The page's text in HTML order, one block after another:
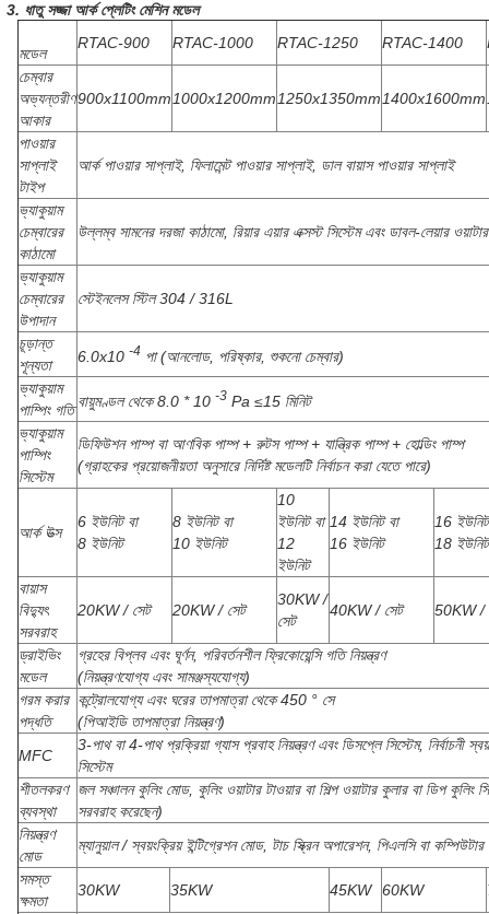
3. ধাতু সজ্জা আর্ক প্লেটিং মেশিন মডেল
মডেল
RTAC-900 RTAC-1000 RTAC-1250 RTAC-1400
চেম্বার
অভ্যন্তরীণ
আকার
900x1100mm 1000x1200mm 1250x1350mm 1400x1600mm
পাওয়ার
সাপ্লাই
টাইপ
আর্ক পাওয়ার সাপ্লাই, ফিলামেন্ট পাওয়ার সাপ্লাই, ডাল বায়াস পাওয়ার সাপ্লাই
ভ্যাকুয়াম
চেম্বারের
কাঠামো
উল্লম্ব সামনের দরজা কাঠামো, রিয়ার এয়ার এক্সস্ট সিস্টেম এবং ডাবল-লেয়ার
ভ্যাকুয়াম
চেম্বারের
উপাদান
স্টেইনলেস স্টিল 304 / 316L
চূড়ান্ত
শূন্যতা
6.0x10 -4 পা (আনলোড, পরিষ্কার, শুকনো চেম্বার)
ভ্যাকুয়াম
পাম্পিং গতি
বায়ুমণ্ডল থেকে 8.0 * 10 -3 Pa ≤15 মিনিট
ভ্যাকুয়াম
পাম্পিং
সিস্টেম
ডিফিউশন পাম্প বা আণবিক পাম্প + রুটস পাম্প + যান্ত্রিক পাম্প + হোল্ডিং পাম্প
(গ্রাহকের প্রয়োজনীয়তা অনুসারে নির্দিষ্ট মডেলটি নির্বাচন করা যেতে পারে)
আর্ক উত্স
6 ইউনিট বা
8 ইউনিট
8 ইউনিট বা
10 ইউনিট
10
ইউনিট বা
12
ইউনিট
14 ইউনিট বা
16 ইউনিট
16
18 ইউনিট
বায়াস
বিদ্যুৎ
সরবরাহ
20KW / সেট 20KW / সেট
30KW /
সেট
40KW / সেট 50KW /
ড্রাইভিং
মডেল
গ্রহের বিপ্লব এবং ঘূর্ণন, পরিবর্তনশীল ফ্রিকোয়েন্সি গতি নিয়ন্ত্রণ
(নিয়ন্ত্রণযোগ্য এবং সামঞ্জস্যযোগ্য)
গরম করার
পদ্ধতি
কন্ট্রোলযোগ্য এবং ঘরের তাপমাত্রা থেকে 450 ° সে
(পিআইডি তাপমাত্রা নিয়ন্ত্রণ)
MFC
3-পাথ বা 4-পাথ প্রক্রিয়া গ্যাস প্রবাহ নিয়ন্ত্রণ এবং ডিসপ্লে সিস্টেম, নির্বাচনী
সিস্টেম
শীতলকরণ
ব্যবস্থা
জল সঞ্চালন কুলিং মোড, কুলিং ওয়াটার টাওয়ার বা শিল্প ওয়াটার কুলার বা ডিপ কুলিং
সরবরাহ করেছেন)
নিয়ন্ত্রণ
মোড
ম্যানুয়াল / স্বয়ংক্রিয় ইন্টিগ্রেশন মোড, টাচ স্ক্রিন অপারেশন, পিএলসি বা কম্পিউটার
সমস্ত
ক্ষমতা
30KW 35KW 45KW 60KW